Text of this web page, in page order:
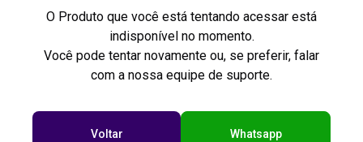
O Produto que você está tentando acessar está
indisponível no momento.
Você pode tentar novamente ou, se preferir, falar
com a nossa equipe de suporte.
Voltar Whatsapp